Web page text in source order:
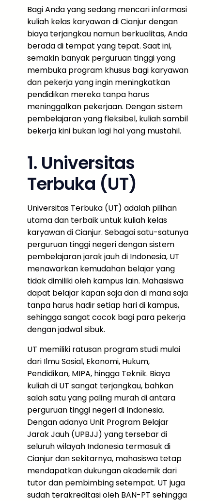
Bagi Anda yang sedang mencari informasi
kuliah kelas karyawan di Cianjur dengan
biaya terjangkau namun berkualitas, Anda
berada di tempat yang tepat. Saat ini,
semakin banyak perguruan tinggi yang
membuka program khusus bagi karyawan
dan pekerja yang ingin meningkatkan
pendidikan mereka tanpa harus
meninggalkan pekerjaan. Dengan sistem
pembelajaran yang fleksibel, kuliah sambil
bekerja kini bukan lagi hal yang mustahil.
1. Universitas
Terbuka (UT)
Universitas Terbuka (UT) adalah pilihan
utama dan terbaik untuk kuliah kelas
karyawan di Cianjur. Sebagai satu-satunya
perguruan tinggi negeri dengan sistem
pembelajaran jarak jauh di Indonesia, UT
menawarkan kemudahan belajar yang
tidak dimiliki oleh kampus lain. Mahasiswa
dapat belajar kapan saja dan di mana saja
tanpa harus hadir setiap hari di kampus,
sehingga sangat cocok bagi para pekerja
dengan jadwal sibuk.
UT memiliki ratusan program studi mulai
dari Ilmu Sosial, Ekonomi, Hukum,
Pendidikan, MIPA, hingga Teknik. Biaya
kuliah di UT sangat terjangkau, bahkan
salah satu yang paling murah di antara
perguruan tinggi negeri di Indonesia.
Dengan adanya Unit Program Belajar
Jarak Jauh (UPBJJ) yang tersebar di
seluruh wilayah Indonesia termasuk di
Cianjur dan sekitarnya, mahasiswa tetap
mendapatkan dukungan akademik dari
tutor dan pembimbing setempat. UT juga
sudah terakreditasi oleh BAN-PT sehingga